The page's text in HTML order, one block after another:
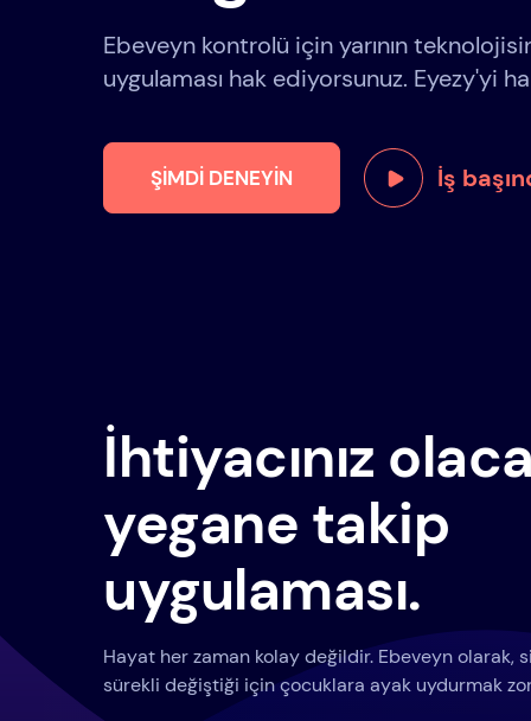
Ebeveyn kontrolü için yarının
uygulaması hak ediyorsunuz. Eyezy'yi
ŞIMDI DENEYIN İş
İhtiyacınız
yegane takip
uygulaması.
Hayat her zaman kolay değildir. Ebeveyn olarak,
sürekli değiştiği için çocuklara ayak uydurmak